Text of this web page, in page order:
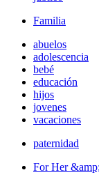
Familia
abuelos
adolescencia
bebé
educación
hijos
jovenes
vacaciones
paternidad
For Her